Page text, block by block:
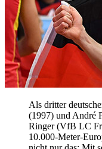
Als dritter
(1997) und André
Ringer (VfB LC
10.000-Meter-